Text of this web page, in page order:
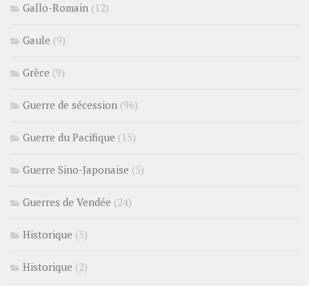
Gallo-Romain (12)
Gaule (9)
Grèce (9)
Guerre de sécession (96)
Guerre du Pacifique (15)
Guerre Sino-Japonaise (5)
Guerres de Vendée (24)
Historique (5)
Historique (2)